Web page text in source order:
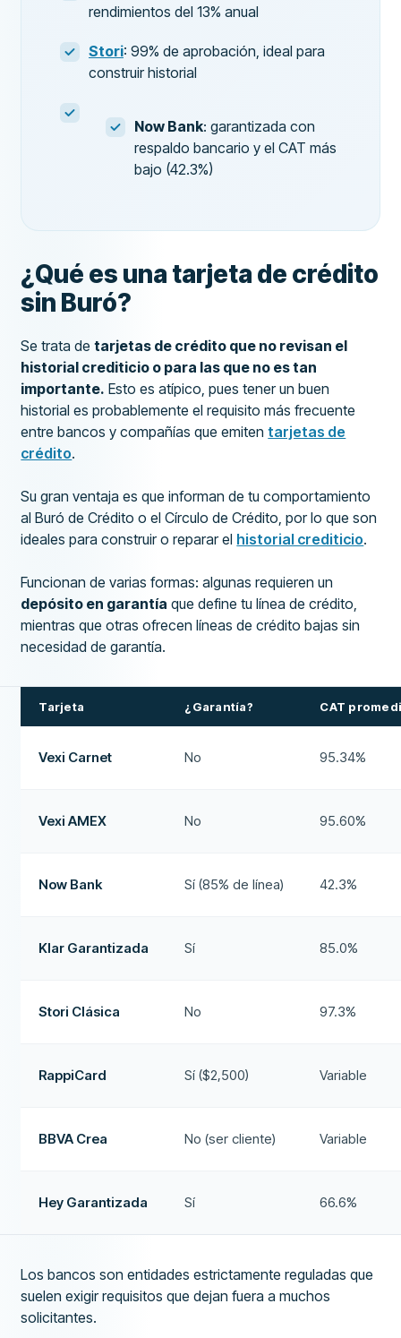
rendimientos del 13% anual
Stori: 99% de aprobación, ideal para
construir historial
Now Bank: garantizada con
respaldo bancario y el CAT más
bajo (42.3%)
¿Qué es una tarjeta de crédito
sin Buró?
Se trata detarjetas de crédito que no revisan el
historial crediticio o para las que no es tan
importante. Esto es atípico, pues tener un buen
historial es probablemente el requisito más frecuente
entre bancos y compañías que emitentarjetas de
crédito.
Su gran ventaja es que informan de tu comportamiento
al Buró de Crédito o el Círculo de Crédito, por lo que son
ideales para construir o reparar el historial crediticio.
Funcionan de varias formas: algunas requieren un
depósito en garantía que define tu línea de crédito,
mientras que otras ofrecen líneas de crédito bajas sin
necesidad de garantía.
Tarjeta ¿Garantía? CAT
Vexi Carnet No 95.34%
Vexi AMEX No 95.60%
Now Bank Sí (85% de línea) 42.3%
Klar Garantizada Sí 85.0%
Stori Clásica No 97.3%
RappiCard Sí ($2,500) Variable
BBVA Crea No (ser cliente) Variable
Hey Garantizada Sí 66.6%
Los bancos son entidades estrictamente reguladas que
suelen exigir requisitos que dejan fuera a muchos
solicitantes.